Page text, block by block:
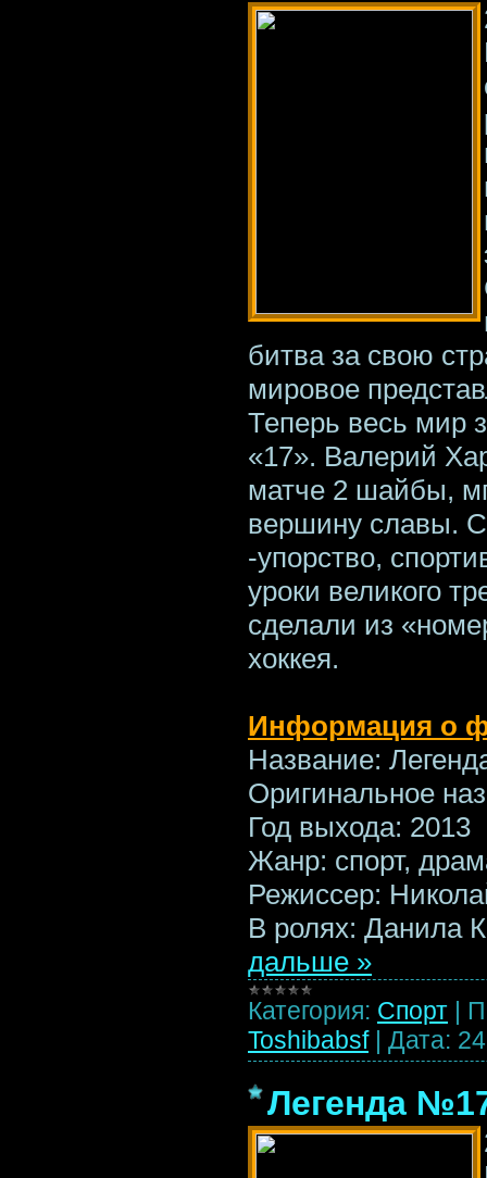
битва за свою
мировое
Теперь весь мир
«17». Валерий
матче 2 шайбы,
вершину славы.
-упорство,
уроки великого
сделали из
хоккея.
Информация о
Название:
Оригинальное
Год выхода: 2013
Жанр: спорт,
Режиссер:
В ролях: Данила
дальше »
Категория: Спорт |
Toshibabsf | Дата:
Легенда